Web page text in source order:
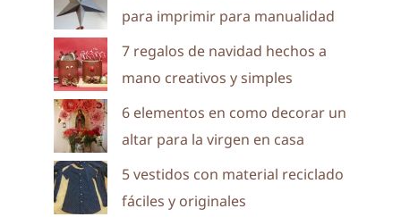
para imprimir para manualidad
7 regalos de navidad hechos a
mano creativos y simples
6 elementos en como decorar un
altar para la virgen en casa
5 vestidos con material reciclado
fáciles y originales